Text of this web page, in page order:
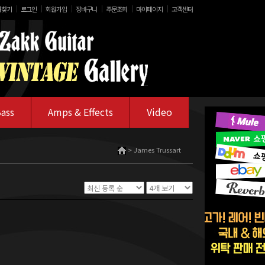
기 │ 로그인 │ 회원가입 │ 장바구니 │ 주문조회 │ 마이페이지 │ 고객센터
Amps & Effects Video
> James Trussart